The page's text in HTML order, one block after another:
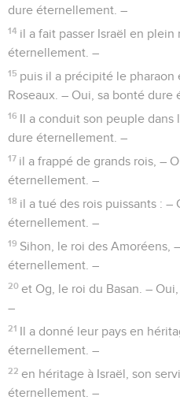
dure éternellement. –
14 il a fait passer Israël en
éternellement. –
15 puis il a précipité le pharaon
Roseaux. – Oui, sa bonté dure
16 Il a conduit son peuple dans
dure éternellement. –
17 il a frappé de grands rois, –
éternellement. –
18 il a tué des rois puissants : –
éternellement. –
19 Sihon, le roi des Amoréens,
éternellement. –
20 et Og, le roi du Basan. –
–
21 Il a donné leur pays en
éternellement. –
22 en héritage à Israël, son
éternellement. –